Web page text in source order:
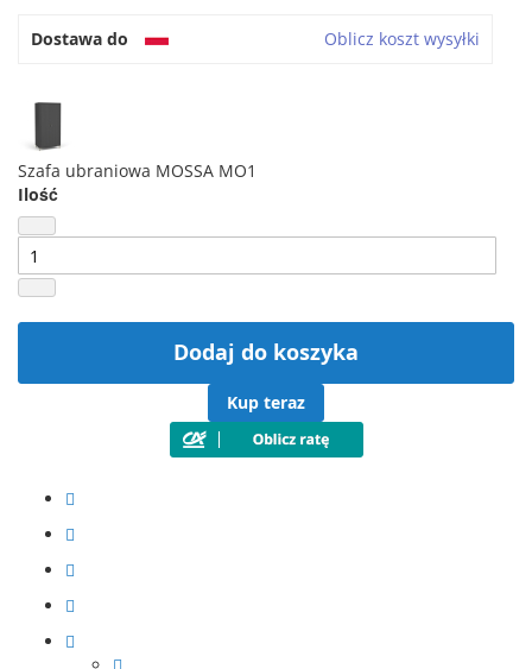
Dostawa do Oblicz koszt wysyłki
Szafa ubraniowa MOSSA MO1
Ilość
Dodaj do koszyka
Kup teraz